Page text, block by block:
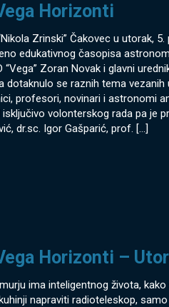
Horizonti
Zrinski” Čakovec u utorak,
edukativnog časopisa
Zoran Novak i glavni
dotaknulo se raznih tema
profesori, novinari i astronomi
volonterskog rada pa je
dr.sc. Igor Gašparić, prof. […]
Horizonti –
ima inteligentnog života,
napraviti radioteleskop,